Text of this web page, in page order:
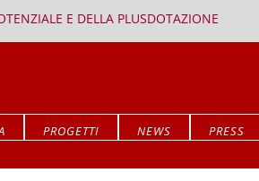
E DELLA PLUSDOTAZIONE
PROGETTI NEWS PRESS